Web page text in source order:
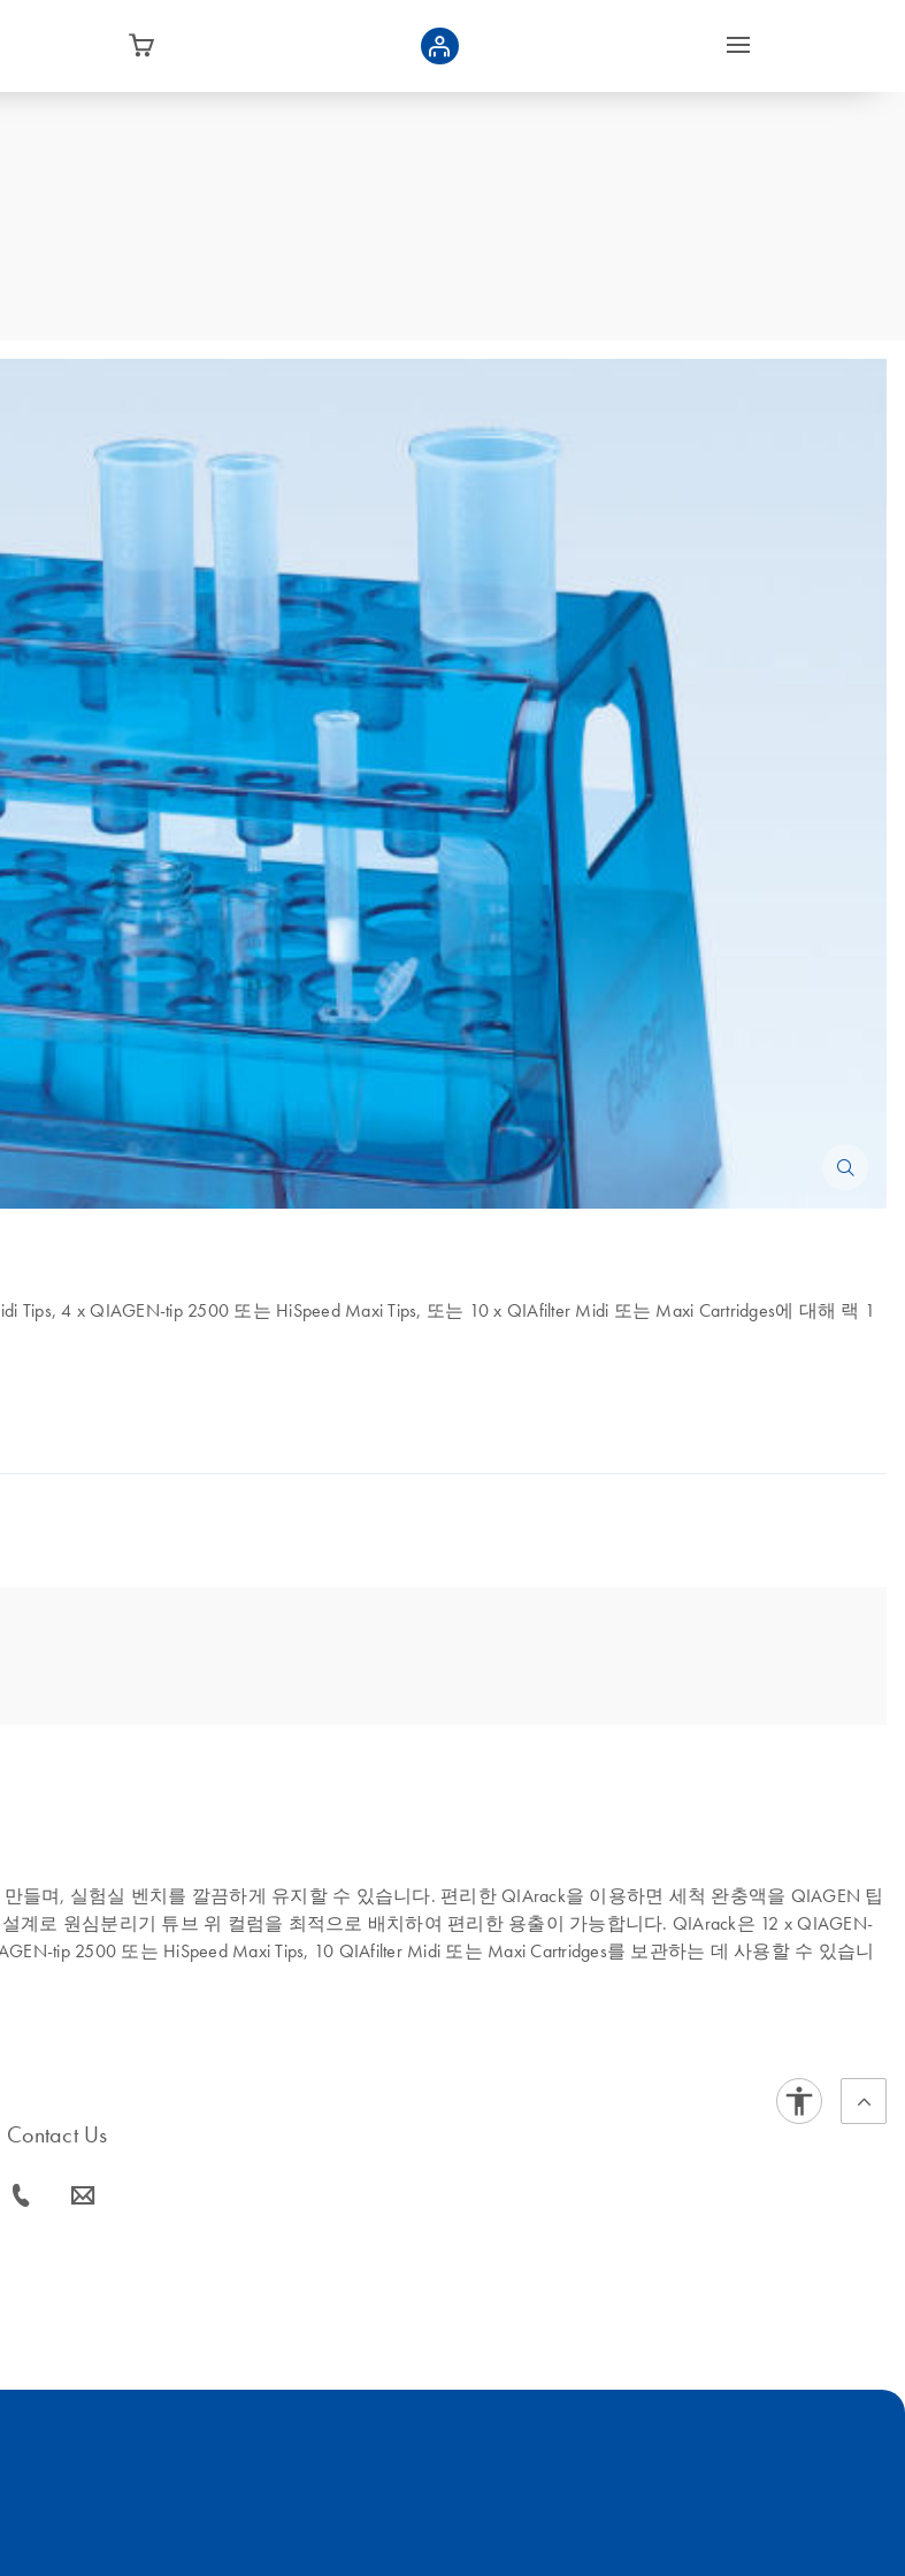
Tips, 4 x QIAGEN-tip 2500 또는 HiSpeed Maxi Tips, 또는 10 x QIAfilter Midi 또는 Maxi Cartridges에 대해 랙 1
들며, 실험실 벤치를 깔끔하게 유지할 수 있습니다. 편리한 QIArack을 이용하면 세척 완충액을 QIAGEN 팁
로 원심분리기 튜브 위 컬럼을 최적으로 배치하여 편리한 용출이 가능합니다. QIArack은 12 x QIAGEN-
tip 2500 또는 HiSpeed Maxi Tips, 10 QIAfilter Midi 또는 Maxi Cartridges를 보관하는 데 사용할 수 있습니
Contact Us
icon_0072_phone-s icon_0063_envelope-s